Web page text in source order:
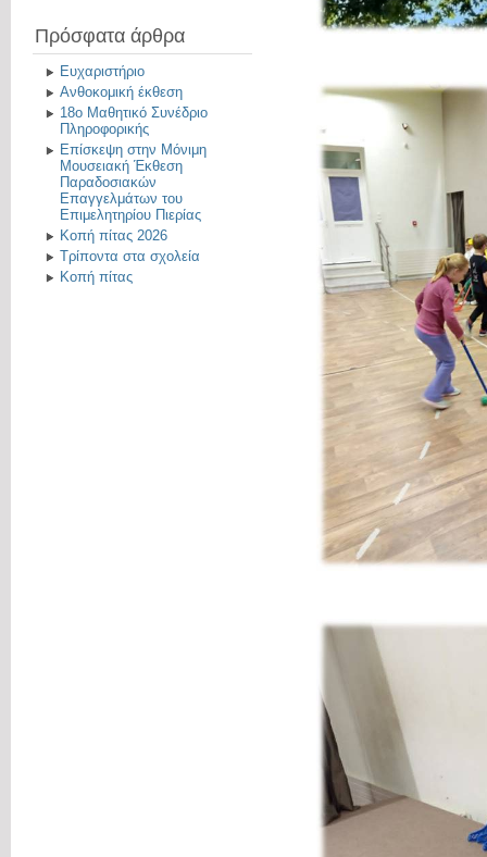
Πρόσφατα άρθρα
Ευχαριστήριο
Ανθοκομική έκθεση
18ο Μαθητικό Συνέδριο
Πληροφορικής
Επίσκεψη στην Μόνιμη
Μουσειακή Έκθεση
Παραδοσιακών
Επαγγελμάτων του
Επιμελητηρίου Πιερίας
Κοπή πίτας 2026
Τρίποντα στα σχολεία
Κοπή πίτας